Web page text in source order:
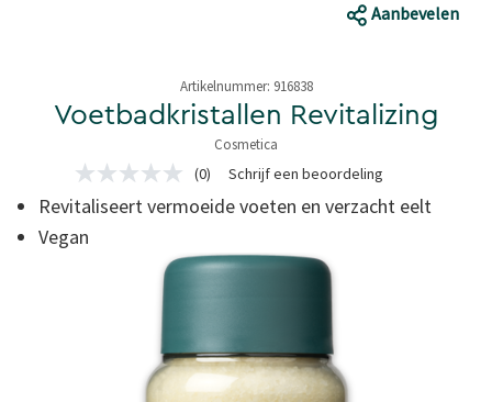
Aanbevelen
Artikelnummer: 916838
Voetbadkristallen Revitalizing
Cosmetica
5 van 5 sterren
Geen
scorewaarde
Dezelfde
paginalink.
(0) Schrijf een beoordeling
Revitaliseert vermoeide voeten en verzacht eelt
Vegan